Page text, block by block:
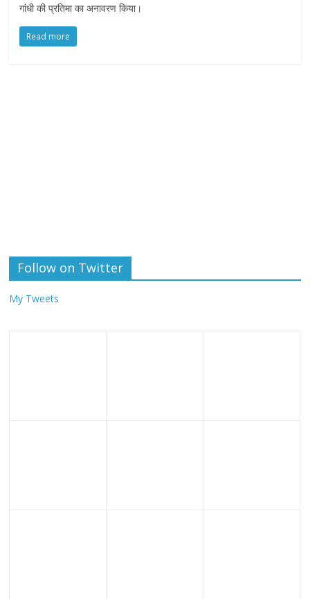
गांधी की प्रतिमा का अनावरण किया।
Read more
Follow on Twitter
My Tweets